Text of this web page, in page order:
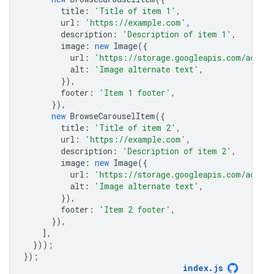
title : 'Title of item 1' ,
url : 'https://example.com' ,
description : 'Description of item 1' ,
image : new Image({
url :
'https://storage.googleapis.com/
alt : 'Image alternate text' ,
}),
footer : 'Item 1 footer' ,
}),
new BrowseCarouselItem({
title : 'Title of item 2' ,
url : 'https://example.com' ,
description : 'Description of item 2' ,
image : new Image({
url :
'https://storage.googleapis.com/
alt : 'Image alternate text' ,
}),
footer : 'Item 2 footer' ,
}),
],
}));
});
index. js